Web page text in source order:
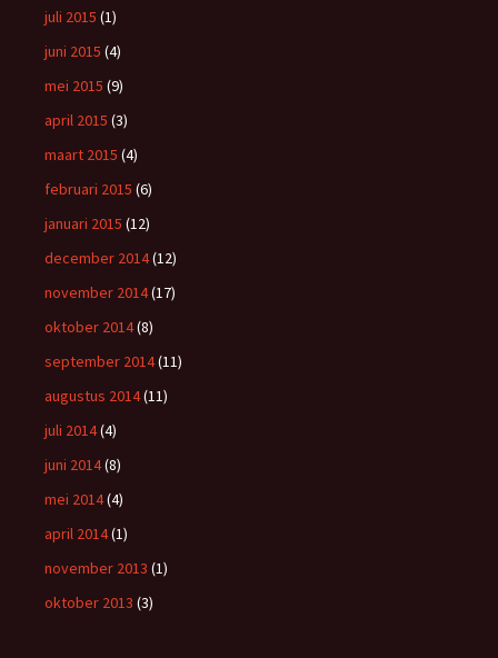
juli 2015 (1)
juni 2015 (4)
mei 2015 (9)
april 2015 (3)
maart 2015 (4)
februari 2015 (6)
januari 2015 (12)
december 2014(12)
november 2014(17)
oktober 2014(8)
september 2014(11)
augustus 2014(11)
juli 2014(4)
juni 2014(8)
mei 2014(4)
april 2014(1)
november 2013 (1)
oktober 2013 (3)